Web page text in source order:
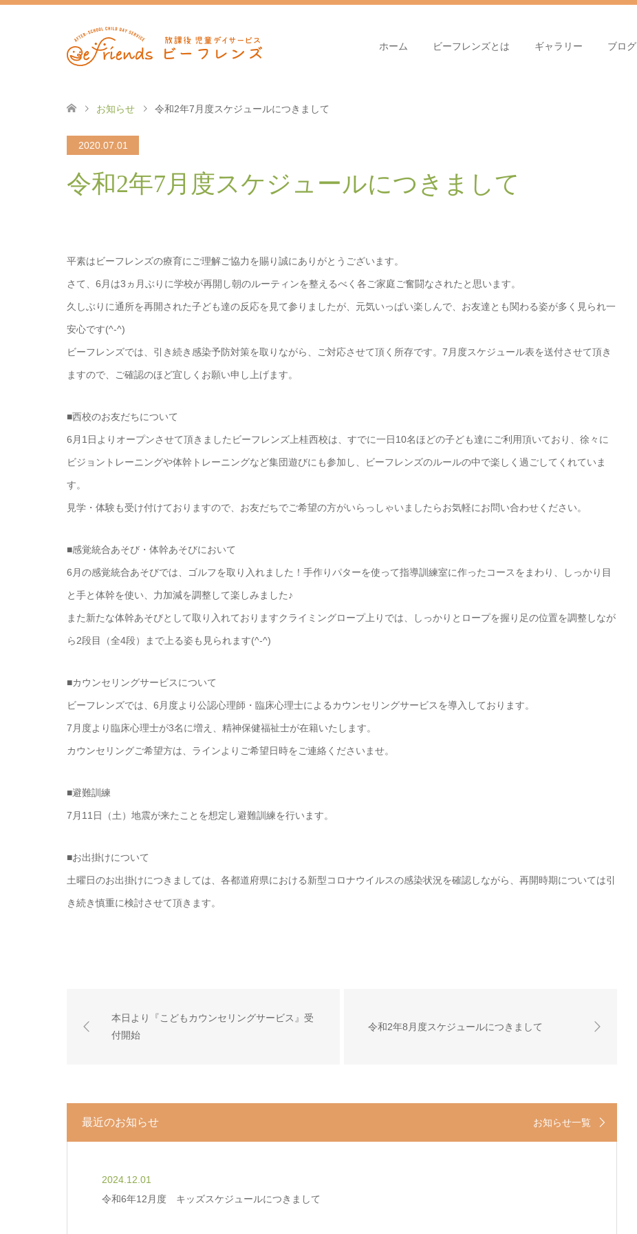
ホーム ビーフレンズとは ギャラリー ブログ
お知らせ 令和2年7月度スケジュールにつきまして
2020.07.01
令和2年7月度スケジュールにつきまして
平素はビーフレンズの療育にご理解ご協力を賜り誠にありがとうございます。
さて、6月は3ヵ月ぶりに学校が再開し朝のルーティンを整えるべく各ご家庭ご奮闘なされたと思います。
久しぶりに通所を再開された子ども達の反応を見て参りましたが、元気いっぱい楽しんで、お友達とも関わる姿が多く見られ一
安心です(^-^)
ビーフレンズでは、引き続き感染予防対策を取りながら、ご対応させて頂く所存です。7月度スケジュール表を送付させて頂き
ますので、ご確認のほど宜しくお願い申し上げます。
■西校のお友だちについて
6月1日よりオープンさせて頂きましたビーフレンズ上桂西校は、すでに一日10名ほどの子ども達にご利用頂いており、徐々に
ビジョントレーニングや体幹トレーニングなど集団遊びにも参加し、ビーフレンズのルールの中で楽しく過ごしてくれていま
す。
見学・体験も受け付けておりますので、お友だちでご希望の方がいらっしゃいましたらお気軽にお問い合わせください。
■感覚統合あそび・体幹あそびにおいて
6月の感覚統合あそびでは、ゴルフを取り入れました！手作りパターを使って指導訓練室に作ったコースをまわり、しっかり目
と手と体幹を使い、力加減を調整して楽しみました♪
また新たな体幹あそびとして取り入れておりますクライミングロープ上りでは、しっかりとロープを握り足の位置を調整しなが
ら2段目（全4段）まで上る姿も見られます(^-^)
■カウンセリングサービスについて
ビーフレンズでは、6月度より公認心理師・臨床心理士によるカウンセリングサービスを導入しております。
7月度より臨床心理士が3名に増え、精神保健福祉士が在籍いたします。
カウンセリングご希望方は、ラインよりご希望日時をご連絡くださいませ。
■避難訓練
7月11日（土）地震が来たことを想定し避難訓練を行います。
■お出掛けについて
土曜日のお出掛けにつきましては、各都道府県における新型コロナウイルスの感染状況を確認しながら、再開時期については引
き続き慎重に検討させて頂きます。
本日より『こどもカウンセリングサービス』受
付開始
令和2年8月度スケジュールにつきまして
最近のお知らせ お知らせ一覧
2024.12.01
令和6年12月度 キッズスケジュールにつきまして